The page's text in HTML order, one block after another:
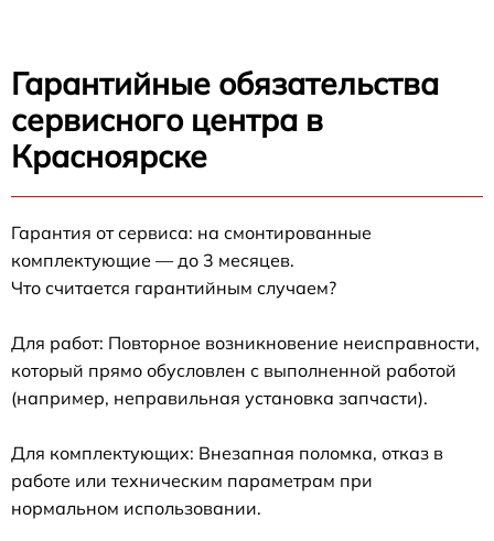
Гарантийные обязательства
сервисного центра в
Красноярске
Гарантия от сервиса: на смонтированные
комплектующие — до 3 месяцев.
Что считается гарантийным случаем?
Для работ: Повторное возникновение неисправности,
который прямо обусловлен с выполненной работой
(например, неправильная установка запчасти).
Для комплектующих: Внезапная поломка, отказ в
работе или техническим параметрам при
нормальном использовании.